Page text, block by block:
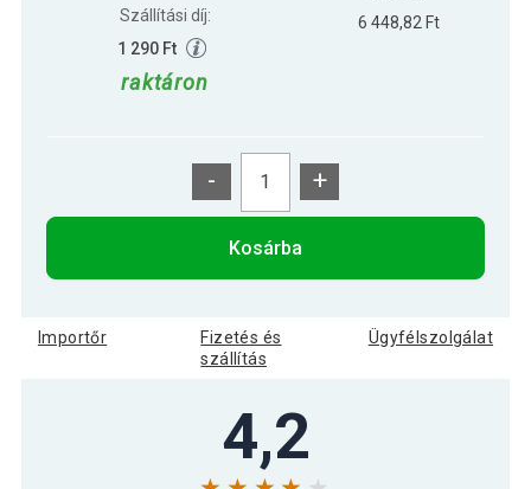
Szállítási díj:
1 290 Ft
raktáron
6 448,82 Ft
- +
Kosárba
Importőr
Fizetés és
szállítás
Ügyfélszolgálat
4,2